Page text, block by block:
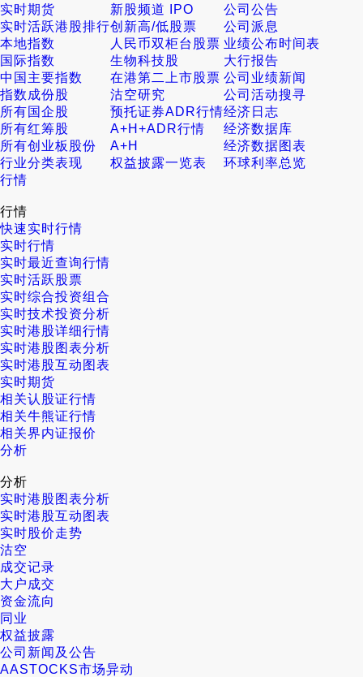
实时期货
新股频道 IPO
公司公告
实时活跃港股排行创新高/低股票
公司派息
本地指数
人民币双柜台股票 业绩公布时间表
国际指数
生物科技股
大行报告
中国主要指数
在港第二上市股票 公司业绩新闻
指数成份股
沽空研究
公司活动搜寻
所有国企股
预托证券ADR行情经济日志
所有红筹股
A+H+ADR行情
经济数据库
所有创业板股份
A+H
经济数据图表
行业分类表现
权益披露一览表
环球利率总览
行情
行情
快速实时行情
实时行情
实时最近查询行情
实时活跃股票
实时综合投资组合
实时技术投资分析
实时港股详细行情
实时港股图表分析
实时港股互动图表
实时期货
相关认股证行情
相关牛熊证行情
相关界内证报价
分析
分析
实时港股图表分析
实时港股互动图表
实时股价走势
沽空
成交记录
大户成交
资金流向
同业
权益披露
公司新闻及公告
AASTOCKS市场异动